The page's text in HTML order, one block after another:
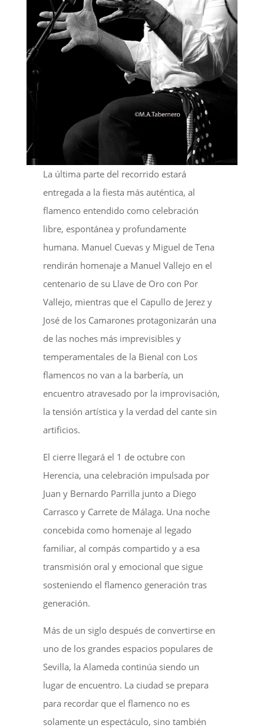
La última parte del recorrido estará
entregada a la fiesta más auténtica, al
flamenco entendido como celebración
libre, espontánea y profundamente
humana. Manuel Cuevas y Miguel de Tena
rendirán homenaje a Manuel Vallejo en el
centenario de su Llave de Oro con Por
Vallejo, mientras que el Capullo de Jerez y
José de los Camarones protagonizarán una
de las noches más imprevisibles y
temperamentales de la Bienal con Los
flamencos no van a la barbería, un
encuentro atravesado por la improvisación,
la tensión artística y la verdad del cante sin
artificios.
El cierre llegará el 1 de octubre con
Herencia, una celebración impulsada por
Juan y Bernardo Parrilla junto a Diego
Carrasco y Carrete de Málaga. Una noche
concebida como homenaje al legado
familiar, al compás compartido y a esa
transmisión oral y emocional que sigue
sosteniendo el flamenco generación tras
generación.
Más de un siglo después de convertirse en
uno de los grandes espacios populares de
Sevilla, la Alameda continúa siendo un
lugar de encuentro. La ciudad se prepara
para recordar que el flamenco no es
solamente un espectáculo, sino también